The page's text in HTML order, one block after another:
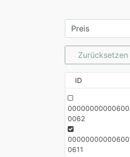
Zurücksetzen
ID
00000000000600
0062
00000000000600
0611